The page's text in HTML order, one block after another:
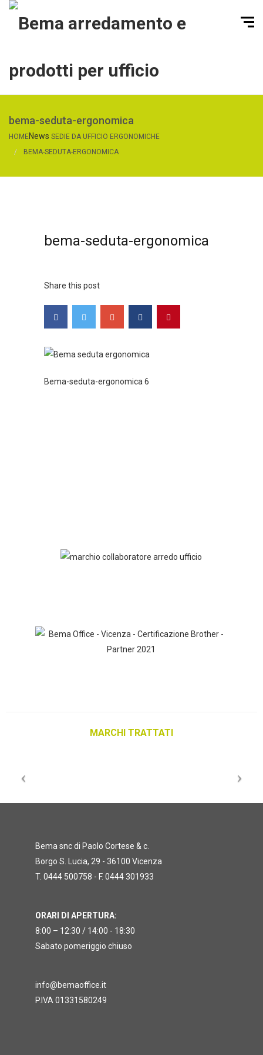
bema-seduta-ergonomica
HOMENews SEDIE DA UFFICIO ERGONOMICHE
BEMA-SEDUTA-ERGONOMICA
bema-seduta-ergonomica
Share this post
Bema-seduta-ergonomica 6
MARCHI TRATTATI
Bema snc di Paolo Cortese & c.
Borgo S. Lucia, 29 - 36100 Vicenza
T. 0444 500758 - F. 0444 301933
ORARI DI APERTURA:
8:00 – 12:30 / 14:00 - 18:30
Sabato pomeriggio chiuso
info@bemaoffice.it
P.IVA 01331580249